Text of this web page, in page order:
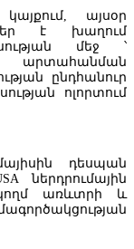
լուծումների
այսօր
է խաղում
մեջ ՝
արտահանման
ընդհանուր
ոլորտում
դեսպան
ներդրումային
առևտրի և